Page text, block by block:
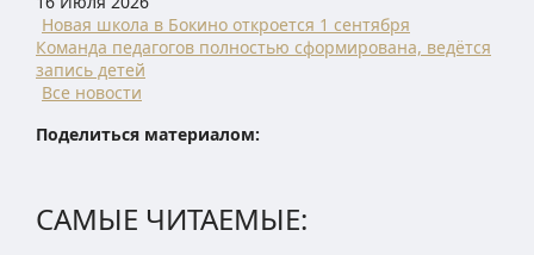
Новая школа в Бокино откроется 1 сентября
Команда педагогов полностью сформирована, ведётся
запись детей
Все новости
Поделиться материалом:
САМЫЕ ЧИТАЕМЫЕ: